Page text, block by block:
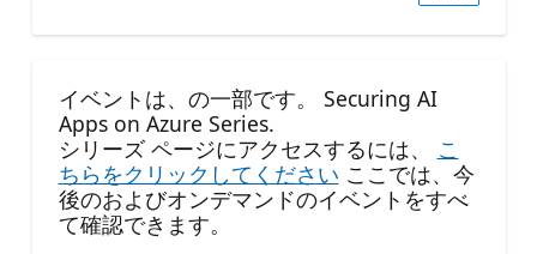
イベントは、の一部です。 Securing AI
Apps on Azure Series.
シリーズ ページにアクセスするには、
こ
ちらをクリックしてください ここでは、今
後のおよびオンデマンドのイベントをすべ
て確認できます。